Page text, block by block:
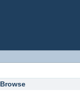
Browse